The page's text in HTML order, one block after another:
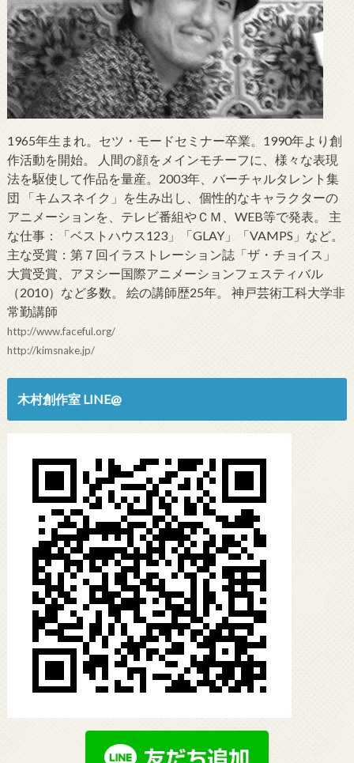
1965年生まれ。セツ・モードセミナー卒業。1990年より創
作活動を開始。 人間の顔をメインモチーフに、様々な表現
法を駆使して作品を量産。2003年、バーチャルタレント集
団 「キムスネイク」を生み出し、個性的なキャラクターの
アニメーションを、テレビ番組やＣＭ、WEB等で発表。 主
な仕事：「ベストハウス123」「GLAY」「VAMPS」など。
主な受賞：第７回イラストレーション誌「ザ・チョイス」
大賞受賞、アヌシー国際アニメーションフェスティバル
（2010）など多数。 絵の講師歴25年。 神戸芸術工科大学非
常勤講師
http://www.faceful.org/
http://kimsnake.jp/
木村創作室 LINE@